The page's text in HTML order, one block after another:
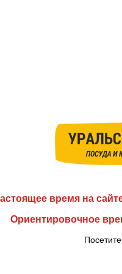
время на
Ориентировочное